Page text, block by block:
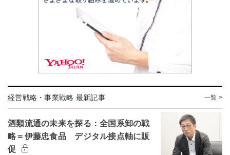
経営戦略・事業戦略 最新記事 一覧 >
酒類流通の未来を探る：全国系卸の戦
略＝伊藤忠食品 デジタル接点軸に販
促